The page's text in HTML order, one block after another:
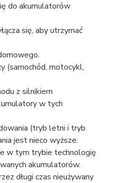
do akumulatorów
się, aby utrzymać
(samochód, motocykl,
z silnikiem
w tych
(tryb letni i tryb
jest nieco wyższe.
w tym trybie technologię
akumulatorów.
długi czas nieużywany